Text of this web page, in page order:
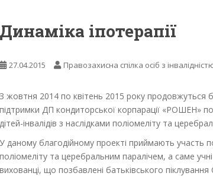
Динаміка іпотерапії
27.04.2015 Правозахисна спілка осіб з
З жовтня 2014 по квітень 2015 року продовжуться
підтримки ДП кондиторської корпарації «РОШЕН»
дітей-інвалідів з наслідками поліомеліту та
У даному благодійному проекті приймають участь
поліомеліту та церебральним паралічем, а саме
вихованці, що позбавлені батьківського